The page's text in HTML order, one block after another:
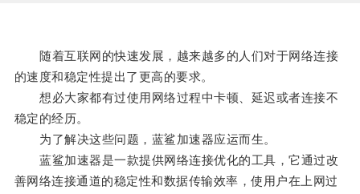
随着互联网的快速发展，越来越多的人们对于网络连接
的速度和稳定性提出了更高的要求。
想必大家都有过使用网络过程中卡顿、延迟或者连接不
稳定的经历。
为了解决这些问题，蓝鲨加速器应运而生。
蓝鲨加速器是一款提供网络连接优化的工具，它通过改
善网络连接通道的稳定性和数据传输效率，使用户在上网过